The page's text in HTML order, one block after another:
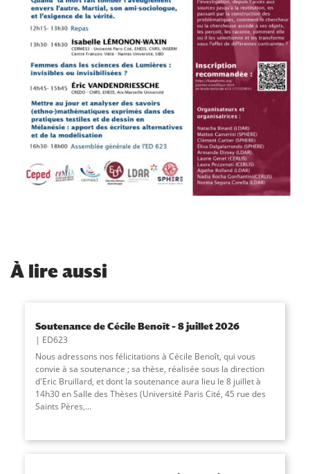
À lire aussi
Soutenance de Cécile Benoît – 8 juillet 2026
ED623
Nous adressons nos félicitations à Cécile Benoît, qui vous
convie à sa soutenance ; sa thèse, réalisée sous la direction
d'Eric Bruillard, et dont la soutenance aura lieu le 8 juillet à
14h30 en Salle des Thèses (Université Paris Cité, 45 rue des
Saints Pères,...